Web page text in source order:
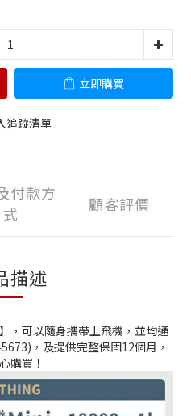
立即購買
追蹤清單
付款方
式
顧客評價
描述
，可以隨身攜帶上飛機，並均通
，及提供完整保固12個月，
購買！